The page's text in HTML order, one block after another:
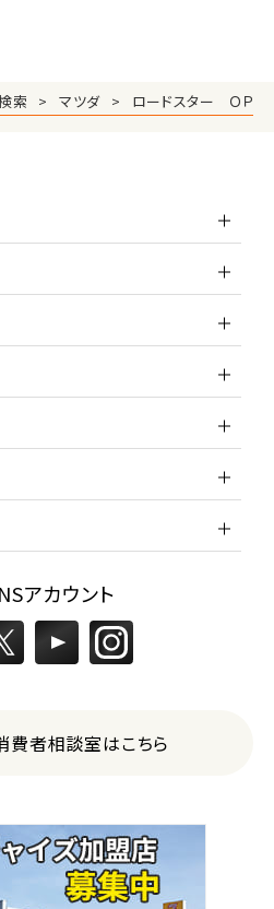
索 マツダ ロードスター ＯＰ
アカウント
費者相談室はこちら